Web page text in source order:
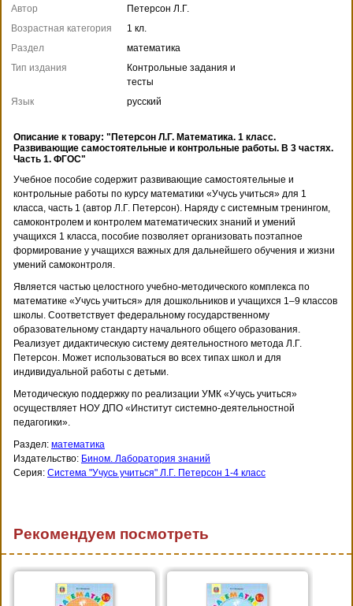
Автор
Петерсон Л.Г.
Возрастная категория
1 кл.
Раздел
математика
Тип издания
Контрольные задания и
тесты
Язык
русский
Описание к товару: "Петерсон Л.Г. Математика. 1 класс.
Развивающие самостоятельные и контрольные работы. В 3 частях.
Часть 1. ФГОС"
Учебное пособие содержит развивающие самостоятельные и
контрольные работы по курсу математики «Учусь учиться» для 1
класса, часть 1 (автор Л.Г. Петерсон). Наряду с системным тренингом,
самоконтролем и контролем математических знаний и умений
учащихся 1 класса, пособие позволяет организовать поэтапное
формирование у учащихся важных для дальнейшего обучения и жизни
умений самоконтроля.
Является частью целостного учебно-методического комплекса по
математике «Учусь учиться» для дошкольников и учащихся 1–9 классов
школы. Соответствует федеральному государственному
образовательному стандарту начального общего образования.
Реализует дидактическую систему деятельностного метода Л.Г.
Петерсон. Может использоваться во всех типах школ и для
индивидуальной работы с детьми.
Методическую поддержку по реализации УМК «Учусь учиться»
осуществляет НОУ ДПО «Институт системно-деятельностной
педагогики».
Раздел: математика
Издательство: Бином. Лаборатория знаний
Серия: Система "Учусь учиться" Л.Г. Петерсон 1-4 класс
Рекомендуем посмотреть